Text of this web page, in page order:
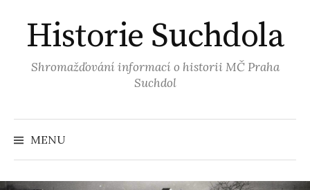
obsahu
webu
Historie Suchdola
Shromažďování informací o historii MČ Praha
Suchdol
MENU